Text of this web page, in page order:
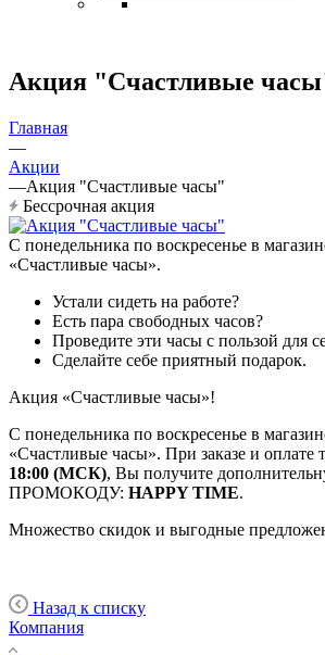
Акция "Счастливые
Главная
—
Акции
—Акция "Счастливые часы"
Бессрочная акция
С понедельника по воскресенье в
«Счастливые часы».
Устали сидеть на работе?
Есть пара свободных часов?
Проведите эти часы с пользой для
Сделайте себе приятный подарок.
Акция «Счастливые часы»!
С понедельника по воскресенье в
«Счастливые часы». При заказе и оплате
18:00 (МСК), Вы получите
ПРОМОКОДУ: HAPPY TIME.
Множество скидок и выгодные
Назад к списку
Компания